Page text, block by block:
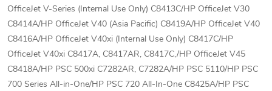
OfficeJet V-Series (Internal Use Only) C8413C/HP OfficeJet V30
C8414A/HP OfficeJet V40 (Asia Pacific) C8419A/HP OfficeJet V40
C8416A/HP OfficeJet V40xi (Internal Use Only) C8417C/HP
OfficeJet V40xi C8417A, C8417AR, C8417C,/HP OfficeJet V45
C8418A/HP PSC 500xi C7282AR, C7282A/HP PSC 5110/HP PSC
700 Series All-in-One/HP PSC 720 All-In-One C8425A/HP PSC